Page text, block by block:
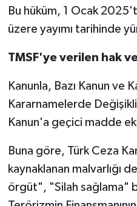
Bu hüküm, 1 Ocak
üzere yayımı tarihinde
TMSF'ye verilen hak
Kanunla, Bazı Kanun ve
Kararnamelerde
Kanun'a geçici madde
Buna göre, Türk Ceza
kaynaklanan malvarlığı
örgüt", "Silah sağlama"